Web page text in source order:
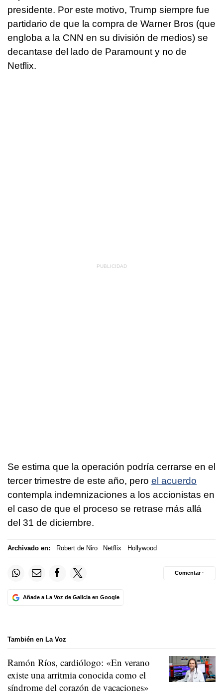
presidente. Por este motivo, Trump siempre fue
partidario de que la compra de Warner Bros (que
engloba a la CNN en su división de medios) se
decantase del lado de Paramount y no de
Netflix.
Se estima que la operación podría cerrarse en el
tercer trimestre de este año, pero el acuerdo
contempla indemnizaciones a los accionistas en
el caso de que el proceso se retrase más allá
del 31 de diciembre.
Archivado en: Robert de Niro Netflix Hollywood
Añade a La Voz de Galicia en Google
Comentar ·
También en La Voz
Ramón Ríos, cardiólogo: «En verano
existe una arritmia conocida como el
síndrome del corazón de vacaciones»